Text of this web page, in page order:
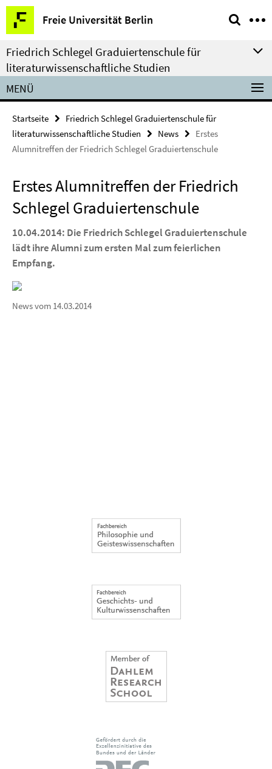
Springe
direkt
zu
Inhalt
Freie Universität Berlin
Service-
Navigation
Friedrich Schlegel Graduiertenschule für
literaturwissenschaftliche Studien
MENÜ
Startseite
Friedrich Schlegel Graduiertenschule für
literaturwissenschaftliche Studien
News
Erstes
Alumnitreffen der Friedrich Schlegel Graduiertenschule
Erstes Alumnitreffen der Friedrich
Schlegel Graduiertenschule
10.04.2014: Die Friedrich Schlegel Graduiertenschule
lädt ihre Alumni zum ersten Mal zum feierlichen
Empfang.
News vom 14.03.2014